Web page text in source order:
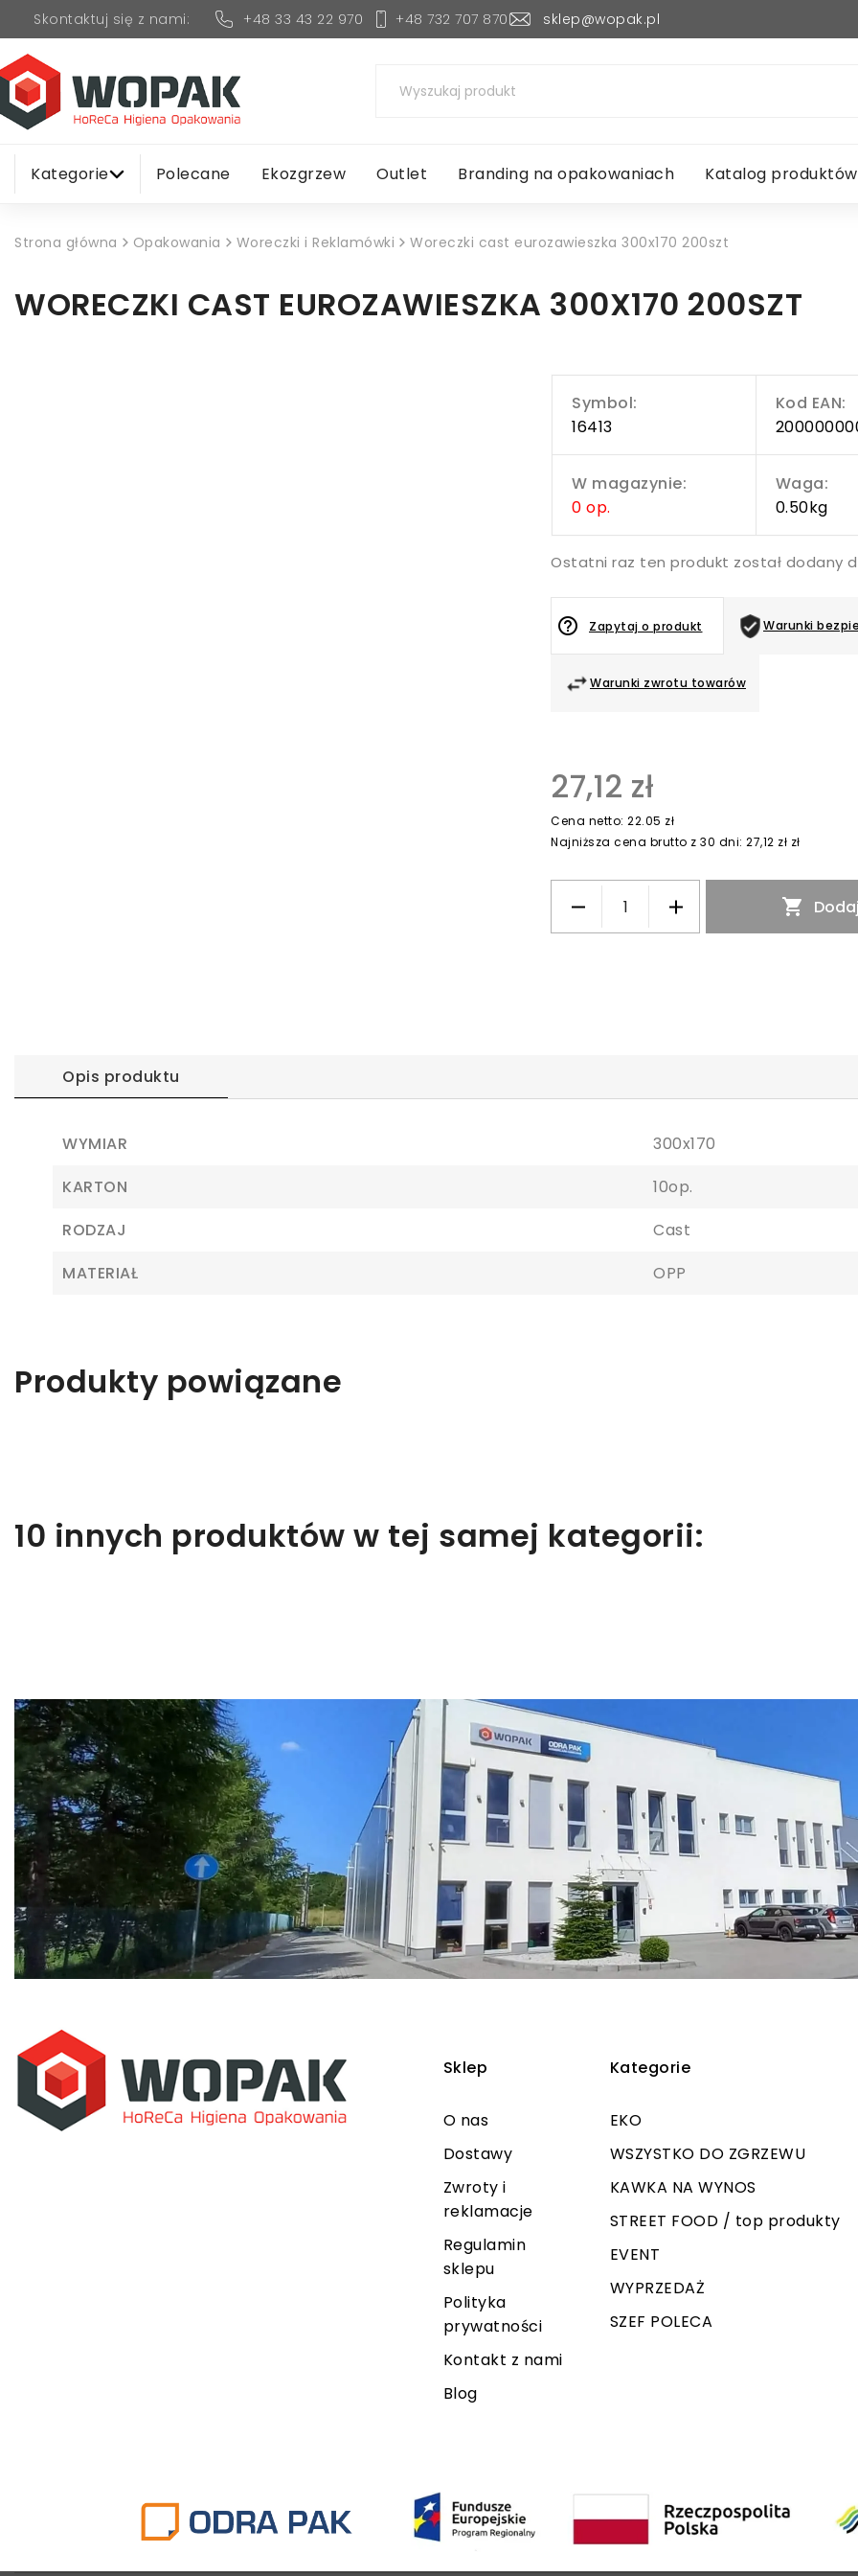
Skontaktuj się z nami: +48 33 43 22 970 +48 732 707 870 sklep@wopak.pl
Kategorie Polecane Ekozgrzew Outlet Branding na opakowaniach Katalog produktów
Strona główna Opakowania Woreczki i Reklamówki Woreczki cast eurozawieszka 300x170 200szt
WORECZKI CAST EUROZAWIESZKA 300X170 200SZT
Symbol:
16413
Kod EAN:
W magazynie:
0 op.
Waga:
0.50kg
Ostatni raz ten produkt został dodany
Warunki
Warunki zwrotu towarów
help_outline Zapytaj o produkt
27,12 zł
Cena netto: 22.05 zł
Najniższa cena brutto z 30 dni: 27,12 zł zł

Opis produktu
WYMIAR
300x170
KARTON
10op.
RODZAJ
Cast
MATERIAŁ
OPP
Produkty powiązane
10 innych produktów w tej samej kategorii:
Sklep
O nas
Dostawy
Zwroty i
reklamacje
Regulamin
sklepu
Polityka
prywatności
Kontakt z nami
Blog
Kategorie
EKO
WSZYSTKO DO ZGRZEWU
KAWKA NA WYNOS
STREET FOOD / top produkty
EVENT
WYPRZEDAŻ
SZEF POLECA